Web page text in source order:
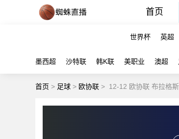
首页
世界杯 英超
墨西超 沙特联 韩K联 美职业 澳超
首页 > 足球 > 欧协联 > 12-12 欧协联 布拉格